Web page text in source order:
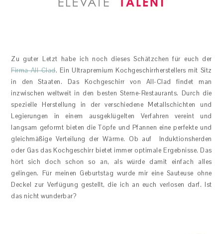
Zu guter Letzt habe ich noch dieses Schätzchen für euch der
Firma All-Clad. Ein Ultrapremium Kochgeschirrherstellers mit Sitz
in den Staaten. Das Kochgeschirr von All-Clad findet man
inzwischen weltweit in den besten Sterne-Restaurants. Durch die
spezielle Herstellung in der verschiedene Metallschichten und
Legierungen in einem ausgeklügelten Verfahren vereint und
langsam geformt bieten die Töpfe und Pfannen eine perfekte und
gleichmäßige Verteilung der Wärme. Ob auf Induktionsherden
oder Gas das Kochgeschirr bietet immer optimale Ergebnisse. Das
hört sich doch schon so an, als würde damit einfach alles
gelingen. Für meinen Geburtstag wurde mir eine Sauteuse ohne
Deckel zur Verfügung gestellt, die ich an euch verlosen darf. Ist
das nicht wunderbar?